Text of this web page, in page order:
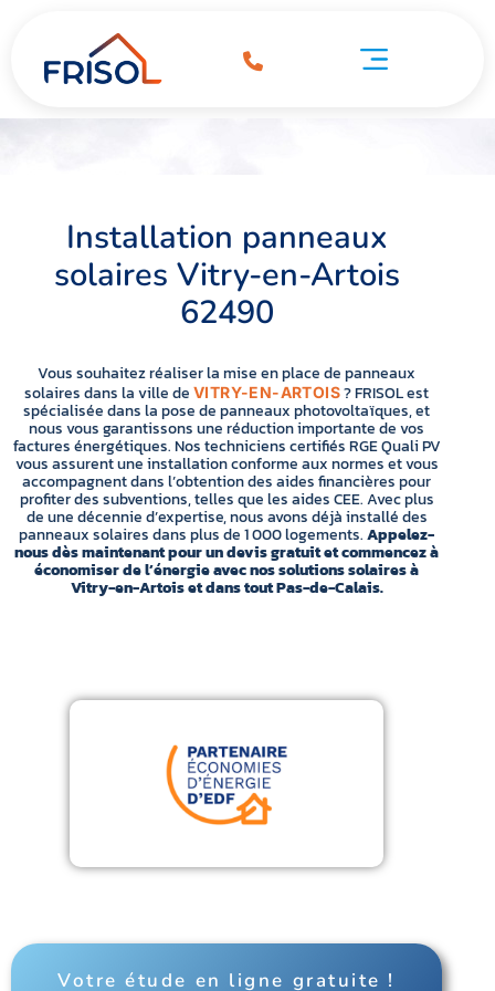
Installation panneaux
solaires Vitry-en-Artois
62490
Vous souhaitez réaliser la mise en place de panneaux
solaires dans la ville de VITRY-EN-ARTOIS? FRISOL est
spécialisée dans la pose de panneaux photovoltaïques, et
nous vous garantissons une réduction importante de vos
factures énergétiques. Nos techniciens certifiés RGE Quali PV
vous assurent une installation conforme aux normes et vous
accompagnent dans l’obtention des aides financières pour
profiter des subventions, telles que les aides CEE. Avec plus
de une décennie d’expertise, nous avons déjà installé des
panneaux solaires dans plus de 1 000 logements.Appelez-
nous dès maintenant pour un devis gratuit et commencez à
économiser de l’énergie avec nos solutions solaires à
Vitry-en-Artois et dans tout Pas-de-Calais.
Votre étude en ligne gratuite !